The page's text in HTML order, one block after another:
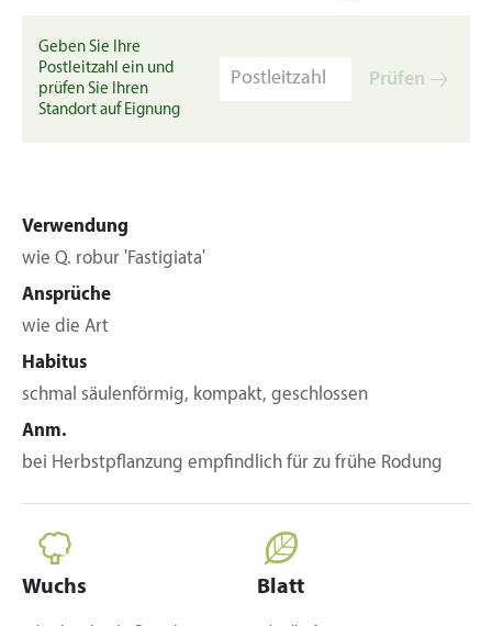
Geben Sie Ihre
Postleitzahl ein und
prüfen Sie Ihren
Standort auf Eignung
Prüfen
Verwendung
wie Q. robur 'Fastigiata'
Ansprüche
wie die Art
Habitus
schmal säulenförmig, kompakt, geschlossen
Anm.
bei Herbstpflanzung empfindlich für zu frühe Rodung
Wuchs Blatt